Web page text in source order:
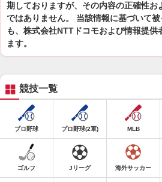
期しておりますが、その内容の正確性お
ではありません。 当該情報に基づいて
も、株式会社NTTドコモおよび情報提供
ます。
競技一覧
プロ野球 プロ野球(2軍) MLB
ゴルフ Jリーグ 海外サッカー